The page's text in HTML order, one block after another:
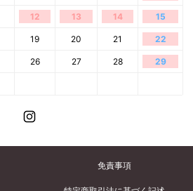
12 13 14 15
19 20 21 22
26 27 28 29
免責事項